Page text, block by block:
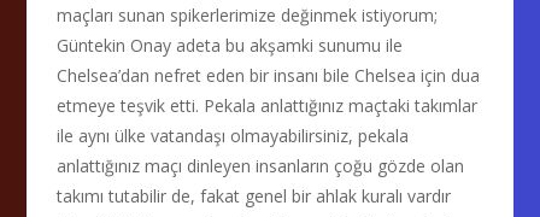
maçları sunan spikerlerimize değinmek istiyorum;
Güntekin Onay adeta bu akşamki sunumu ile
Chelsea’dan nefret eden bir insanı bile Chelsea için dua
etmeye teşvik etti. Pekala anlattığınız maçtaki takımlar
ile aynı ülke vatandaşı olmayabilirsiniz, pekala
anlattığınız maçı dinleyen insanların çoğu gözde olan
takımı tutabilir de, fakat genel bir ahlak kuralı vardır